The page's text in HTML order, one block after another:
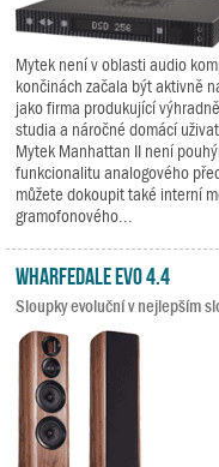
Mytek není v oblasti audio
končinách začala být aktivně
jako firma produkující
studia a náročné domácí
Mytek Manhattan II není
funkcionalitu analogového
můžete dokoupit také interní
gramofonového...
Wharfedale EVO 4.4
Sloupky evoluční v nejlepším